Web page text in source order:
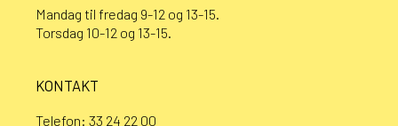
Mandag til fredag 9-12 og 13-15.
Torsdag 10-12 og 13-15.
KONTAKT
Telefon: 33 24 22 00